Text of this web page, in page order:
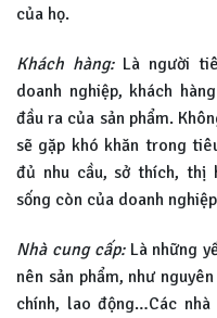
của họ.
Khách hàng:Là người
doanh nghiệp, khách
đầu ra của sản phẩm.
sẽ gặp khó khăn trong
đủ nhu cầu, sở thích, thị
sống còn của doanh
Nhà cung cấp:Là những
nên sản phẩm, như
chính, lao động…Các